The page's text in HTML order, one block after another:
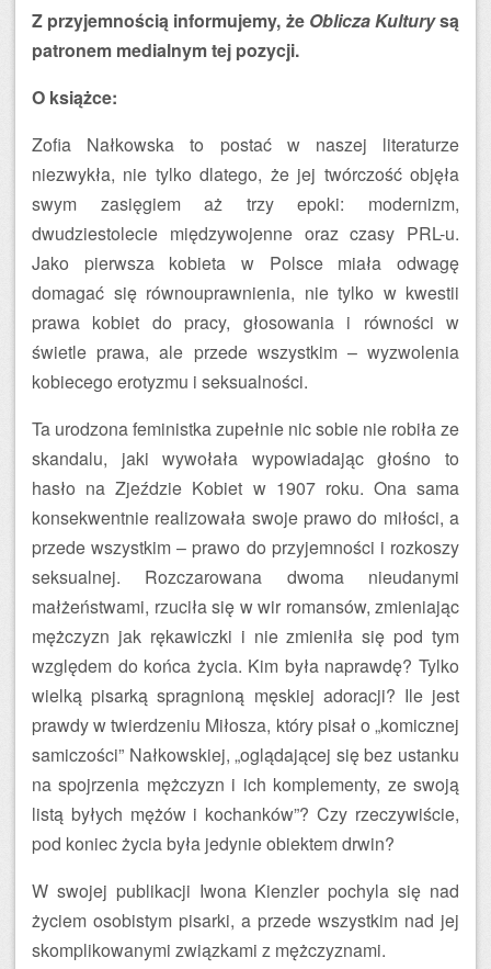
Z przyjemnością informujemy, że Oblicza Kulturysą
patronem medialnym tej pozycji.
O książce:
Zofia Nałkowska to postać w naszej literaturze
niezwykła, nie tylko dlatego, że jej twórczość objęła
swym zasięgiem aż trzy epoki: modernizm,
dwudziestolecie międzywojenne oraz czasy PRL-u.
Jako pierwsza kobieta w Polsce miała odwagę
domagać się równouprawnienia, nie tylko w kwestii
prawa kobiet do pracy, głosowania i równości w
świetle prawa, ale przede wszystkim – wyzwolenia
kobiecego erotyzmu i seksualności.
Ta urodzona feministka zupełnie nic sobie nie robiła ze
skandalu, jaki wywołała wypowiadając głośno to
hasło na Zjeździe Kobiet w 1907 roku. Ona sama
konsekwentnie realizowała swoje prawo do miłości, a
przede wszystkim – prawo do przyjemności i rozkoszy
seksualnej. Rozczarowana dwoma nieudanymi
małżeństwami, rzuciła się w wir romansów, zmieniając
mężczyzn jak rękawiczki i nie zmieniła się pod tym
względem do końca życia. Kim była naprawdę? Tylko
wielką pisarką spragnioną męskiej adoracji? Ile jest
prawdy w twierdzeniu Miłosza, który pisał o „komicznej
samiczości” Nałkowskiej, „oglądającej się bez ustanku
na spojrzenia mężczyzn i ich komplementy, ze swoją
listą byłych mężów i kochanków”? Czy rzeczywiście,
pod koniec życia była jedynie obiektem drwin?
W swojej publikacji Iwona Kienzler pochyla się nad
życiem osobistym pisarki, a przede wszystkim nad jej
skomplikowanymi związkami z mężczyznami.